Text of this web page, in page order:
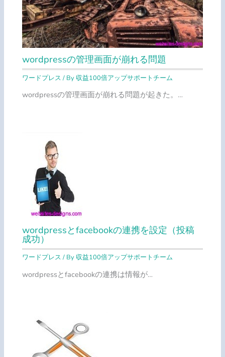
wordpressの管理画面が崩れる問題
ワードプレス / By 収益100倍アップサポートチーム
wordpressの管理画面が崩れる問題が起きた。…
wordpressとfacebookの連携を設定（投稿
成功）
ワードプレス / By 収益100倍アップサポートチーム
wordpressとfacebookの連携は情報が…